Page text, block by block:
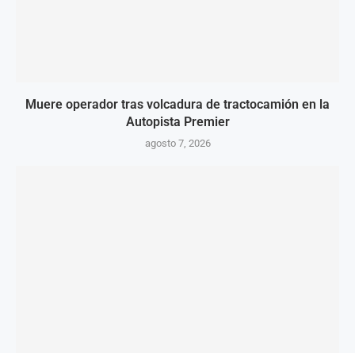
Muere operador tras volcadura de tractocamión en la
Autopista Premier
agosto 7, 2026